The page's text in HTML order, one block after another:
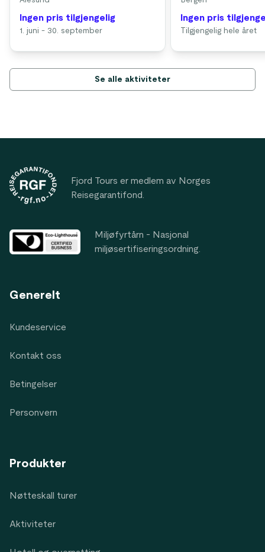
Ingen pris tilgjengelig
1. juni - 30. september
Ingen pris
Tilgjengelig hele året
Se alle aktiviteter
Fjord Tours er medlem av Norges
Reisegarantifond.
Miljøfyrtårn - Nasjonal
miljøsertifiseringsordning.
Generelt
Kundeservice
Kontakt oss
Betingelser
Personvern
Produkter
Nøtteskall turer
Aktiviteter